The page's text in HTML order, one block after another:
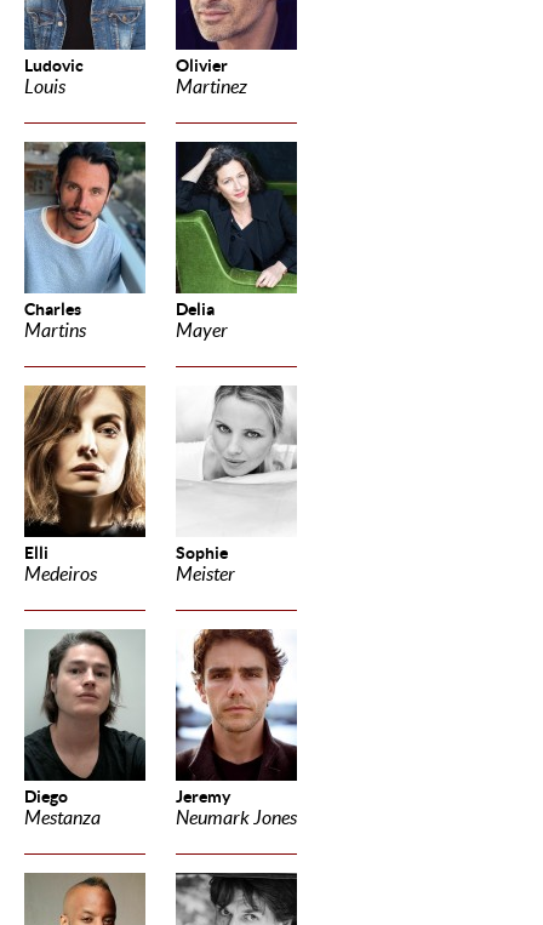
Ludovic
Louis
Olivier
Martinez
Charles
Martins
Delia
Mayer
Elli
Medeiros
Sophie
Meister
Diego
Mestanza
Jeremy
Neumark Jones